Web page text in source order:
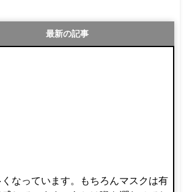
最新の記事
なっています。もちろんマスクは有